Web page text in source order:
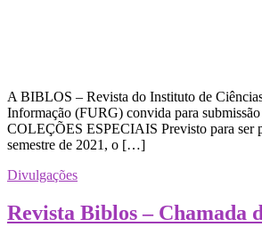
A BIBLOS – Revista do Instituto de
Informação (FURG) convida para submissão
COLEÇÕES ESPECIAIS Previsto para ser
semestre de 2021, o […]
Divulgações
Revista Biblos – Chamada